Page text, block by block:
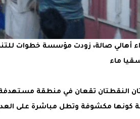
أهالي صالة، زودت مؤسسة خطوات
ماء
النقطتان تقعان في منطقة
كونها مكشوفة وتطل مباشرة على